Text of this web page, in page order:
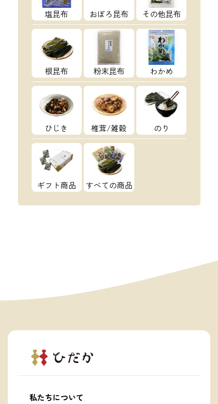
塩昆布 おぼろ昆布 その他昆布
根昆布 粉末昆布 わかめ
ひじき 椎茸/雑穀 のり
ギフト商品 すべての商品
私たちについて